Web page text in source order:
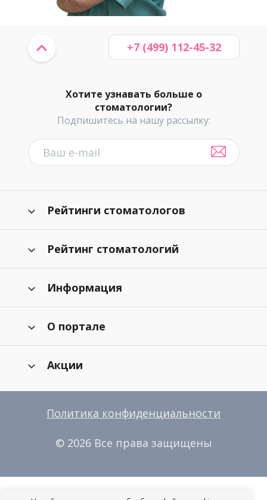
Хотите узнавать больше о
стоматологии?
Подпишитесь на нашу рассылку:
+7 (499) 112-45-32
Рейтинги стоматологов
Рейтинг стоматологий
Информация
О портале
Акции
Политика конфиденциальности
© 2026 Все права защищены